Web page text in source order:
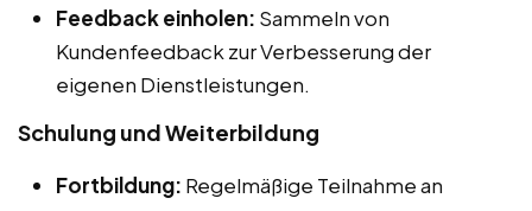
Feedback einholen: Sammeln von
Kundenfeedback zur Verbesserung der
eigenen Dienstleistungen.
Schulung und Weiterbildung
Fortbildung: Regelmäßige Teilnahme an